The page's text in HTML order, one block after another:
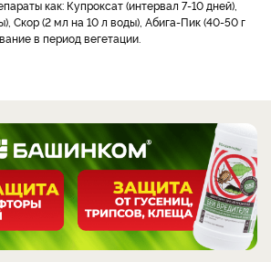
как: Купроксат (интервал 7-10 дней),
Скор (2 мл на 10 л воды), Абига-Пик (40-50 г
в период вегетации.